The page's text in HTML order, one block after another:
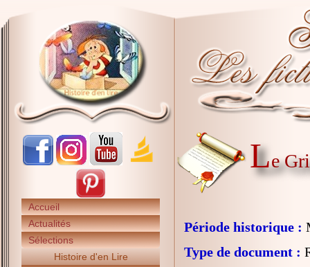
Accueil
Actualités
Sélections
Histoire d'en Lire
Le
Période historique :
Type de document :